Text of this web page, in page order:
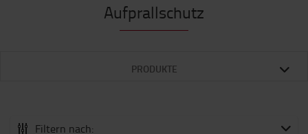
Aufprallschutz
PRODUKTE
Filtern nach: